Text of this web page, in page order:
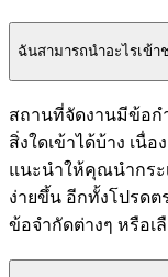
ฉันสามารถนำอะไรเข้
สถานที่จัดงานมีข้อก
สิ่งใดเข้าได้บ้าง เนื่
แนะนำให้คุณนำกระ
ง่ายขึ้น อีกทั้งโปรด
ข้อจำกัดต่างๆ หรือเ